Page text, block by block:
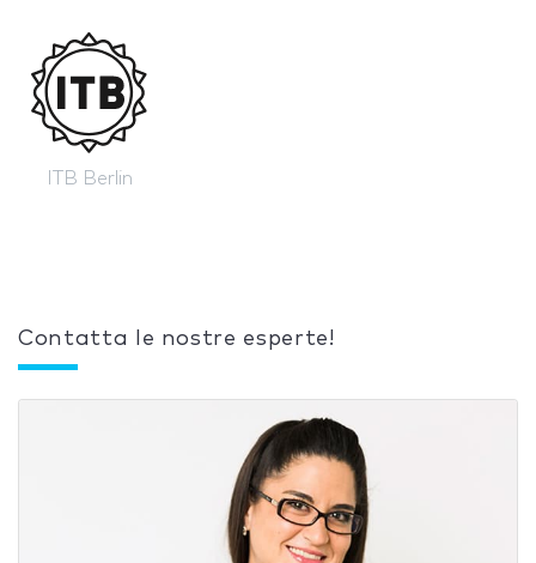
ITB Berlin
Contatta le nostre esperte!